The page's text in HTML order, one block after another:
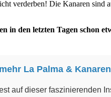
verderben! Die Kanaren sind
in den letzten Tagen schon
La Palma &
auf dieser faszinierenden